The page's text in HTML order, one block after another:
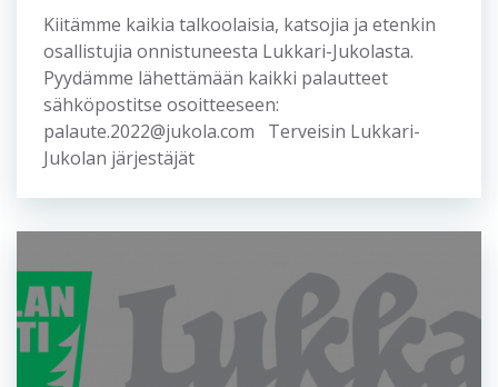
Kiitämme kaikia talkoolaisia, katsojia ja etenkin
osallistujia onnistuneesta Lukkari-Jukolasta.
Pyydämme lähettämään kaikki palautteet
sähköpostitse osoitteeseen:
palaute.2022@jukola.com Terveisin Lukkari-
Jukolan järjestäjät